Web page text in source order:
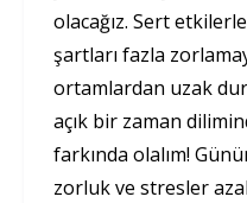
olacağız. Sert
şartları fazla
ortamlardan uzak
açık bir zaman
farkında olalım!
zorluk ve stresler